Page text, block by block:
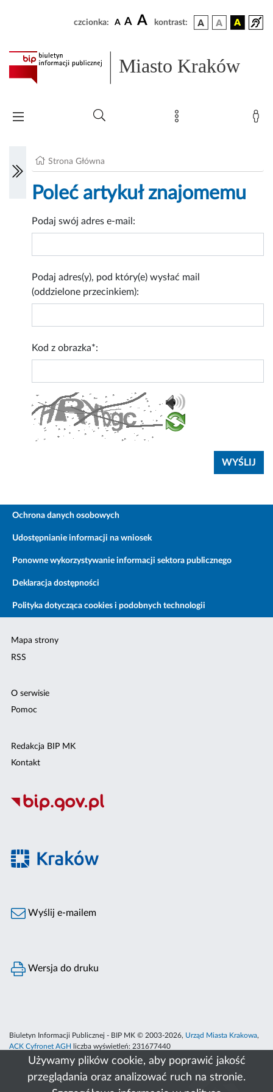
Używamy plików cookie, aby poprawić jakość
przeglądania oraz analizować ruch na stronie.
czcionka: A A A kontrast:
Miasto Kraków
Strona Główna
Poleć artykuł znajomemu
Podaj swój adres e-mail:
Podaj adres(y), pod który(e) wysłać mail
(oddzielone przecinkiem):
Kod z obrazka*:
Ochrona danych osobowych
Udostępnianie informacji na wniosek
Ponowne wykorzystywanie informacji sektora publicznego
Deklaracja dostępności
Polityka dotycząca cookies i podobnych technologii
Mapa strony
RSS
O serwisie
Pomoc
Redakcja BIP MK
Kontakt
Wyślij e-mailem
Wersja do druku
Biuletyn Informacji Publicznej - BIP MK © 2003-2026, Urząd Miasta Krakowa,
ACK Cyfronet AGH
liczba wyświetleń: 231677440